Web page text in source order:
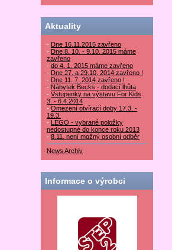
Aktuality
- Dne 16.11.2015 zavřeno
- Dne 8. 10. - 9.10. 2015 máme
zavřeno
- do 4. 1. 2015 máme zavřeno
- Dne 27. a 29.10. 2014 zavřeno !
- Dne 11. 7. 2014 zavřeno !
- Nábytek Becks - dodací lhůta
- Vstupenky na výstavu For Kids
3. - 6.4.2014
- Omezení otvírací doby 17.3. -
19.3.
- LEGO - vybrané položky
nedostupné do konce roku 2013
- 8.11. není možný osobní odběr
News Archiv
Informace o výrobci